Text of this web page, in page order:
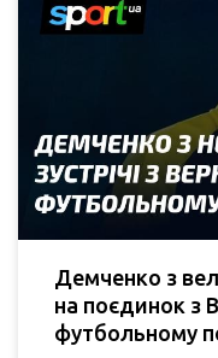
Демченко з
на поєдинок з
футбольному